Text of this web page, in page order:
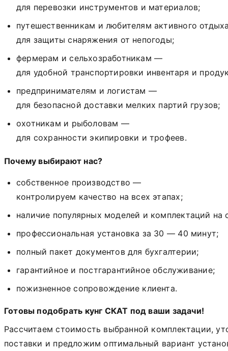
для перевозки инструментов и материалов;
путешественникам и любителям активного
для защиты снаряжения от непогоды;
фермерам и сельхозработникам —
для удобной транспортировки инвентаря и
предпринимателям и логистам —
для безопасной доставки мелких партий грузов;
охотникам и рыболовам —
для сохранности экипировки и трофеев.
Почему выбирают нас?
собственное производство —
контролируем качество на всех этапах;
наличие популярных моделей и комплектаций на
профессиональная установка за 30 — 40 минут;
полный пакет документовдля бухгалтерии;
гарантийное и постгарантийное обслуживание;
пожизненное сопровождение клиента.
Готовы подобрать кунг СКАТ под ваши задачи!
Рассчитаем стоимость выбранной комплектации,
поставки и предложим оптимальный вариант